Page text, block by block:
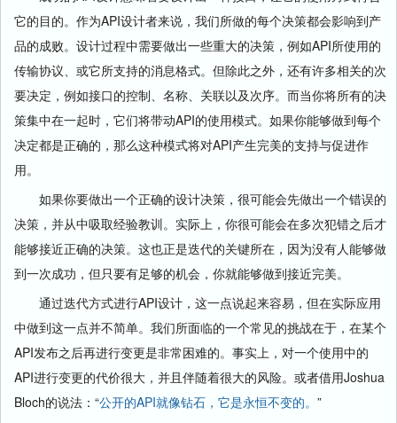
它的目的。作为API设计者来说，我们所做的每个决策都会影响到产
品的成败。设计过程中需要做出一些重大的决策，例如API所使用的
传输协议、或它所支持的消息格式。但除此之外，还有许多相关的次
要决定，例如接口的控制、名称、关联以及次序。而当你将所有的决
策集中在一起时，它们将带动API的使用模式。如果你能够做到每个
决定都是正确的，那么这种模式将对API产生完美的支持与促进作
用。
如果你要做出一个正确的设计决策，很可能会先做出一个错误的
决策，并从中吸取经验教训。实际上，你很可能会在多次犯错之后才
能够接近正确的决策。这也正是迭代的关键所在，因为没有人能够做
到一次成功，但只要有足够的机会，你就能够做到接近完美。
通过迭代方式进行API设计，这一点说起来容易，但在实际应用
中做到这一点并不简单。我们所面临的一个常见的挑战在于，在某个
API发布之后再进行变更是非常困难的。事实上，对一个使用中的
API进行变更的代价很大，并且伴随着很大的风险。或者借用Joshua
Bloch的说法：“公开的API就像钻石，它是永恒不变的。 ”